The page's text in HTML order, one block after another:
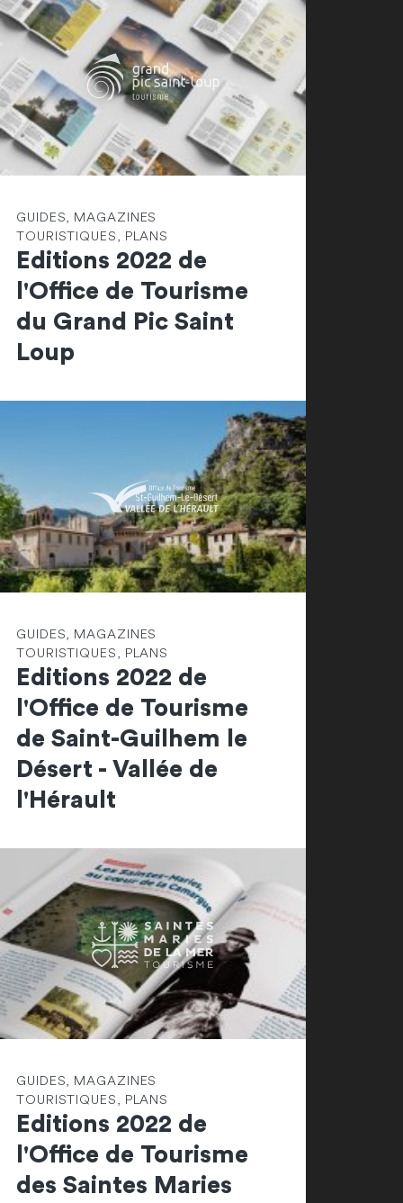
GUIDES, MAGAZINES
TOURISTIQUES, PLANS
Editions 2022 de
l'Office de Tourisme
du Grand Pic Saint
Loup
GUIDES, MAGAZINES
TOURISTIQUES, PLANS
Editions 2022 de
l'Office de Tourisme
de Saint-Guilhem le
Désert - Vallée de
l'Hérault
GUIDES, MAGAZINES
TOURISTIQUES, PLANS
Editions 2022 de
l'Office de Tourisme
des Saintes Maries